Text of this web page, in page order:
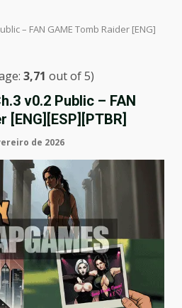
– FAN GAME Tomb Raider [ENG]
3,71 out of 5)
v0.2 Public – FAN
[ENG][ESP][PTBR]
de 2026